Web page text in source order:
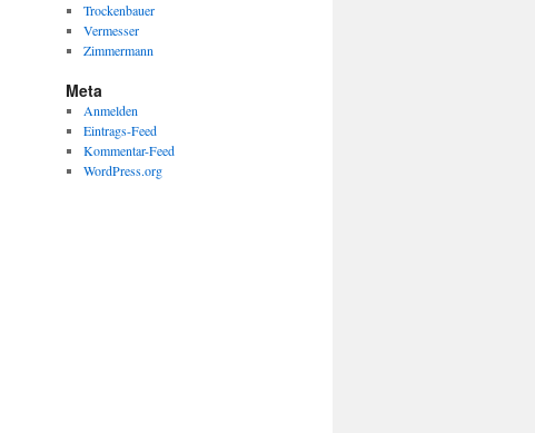
Trockenbauer
Vermesser
Zimmermann
Meta
Anmelden
Eintrags-Feed
Kommentar-Feed
WordPress.org